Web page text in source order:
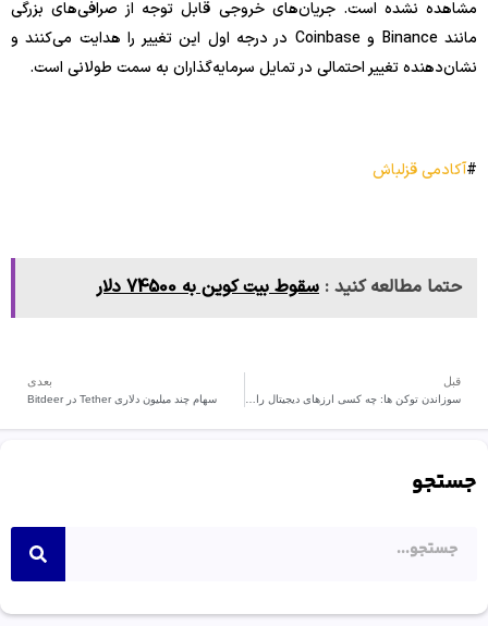
مشاهده نشده است. جریان‌های خروجی قابل توجه از صرافی‌های بزرگی
مانند Binance و Coinbase در درجه اول این تغییر را هدایت می‌کنند و
نشان‌دهنده تغییر احتمالی در تمایل سرمایه‌گذاران به سمت طولانی است.
#آکادمی قزلباش
حتما مطالعه کنید : سقوط بیت کوین به 74500 دلار
قبل بعدی
سهام چند میلیون دلاری Tether در Bitdeer
جستجو